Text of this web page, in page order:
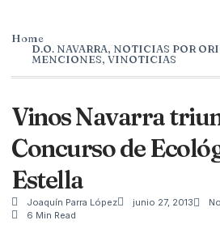
Home
D.O. NAVARRA, NOTICIAS POR
MENCIONES, VINOTICIAS
Vinos Navarra
Concurso de
Estella
Joaquín Parra López junio 27, 2013
6 Min Read